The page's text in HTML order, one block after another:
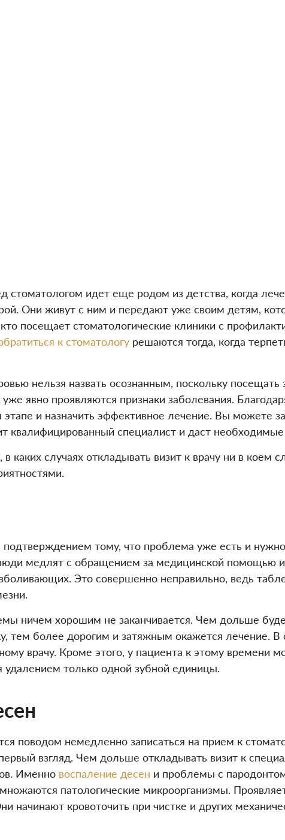
стоматологом идет еще родом из детства, когда
Они живут с ним и передают уже своим детям,
посещает стоматологические клиники с
к стоматологу решаются тогда, когда
нельзя назвать осознанным, поскольку
уже явно проявляются признаки заболевания.
и назначить эффективное лечение. Вы можете
квалифицированный специалист и даст
каких случаях откладывать визит к врачу ни в коем
тому, что проблема уже есть и
медлят с обращением за медицинской помощью
Это совершенно неправильно, ведь
ничем хорошим не заканчивается. Чем дольше
тем более дорогим и затяжным окажется лечение.
врачу. Кроме этого, у пациента к этому времени
удалением только одной зубной единицы.
поводом немедленно записаться на прием к
взгляд. Чем дольше откладывать визит к
Именно воспаление десен и проблемы с
патологические микроорганизмы.
начинают кровоточить при чистке и других